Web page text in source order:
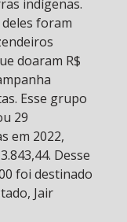
indígenas.
foram
doaram R$
Esse grupo
29
em 2022,
Desse
foi destinado
Jair